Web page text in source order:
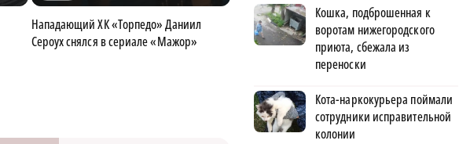
Нападающий ХК «Торпедо» Даниил
Сероух снялся в сериале «Мажор»
Кошка, подброшенная к
воротам нижегородского
приюта, сбежала из
переноски
Кота-наркокурьера поймали
сотрудники исправительной
колонии